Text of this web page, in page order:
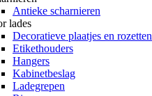
Antieke scharnieren
lades
Decoratieve plaatjes en rozetten
Etikethouders
Hangers
Kabinetbeslag
Ladegrepen